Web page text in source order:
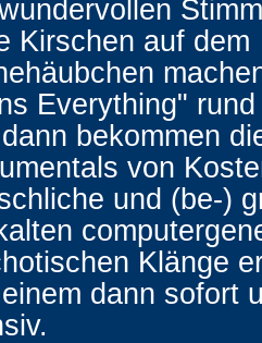
Kirschen auf dem
Everything"
bekommen
von
und (be-)
Klänge
dann sofort